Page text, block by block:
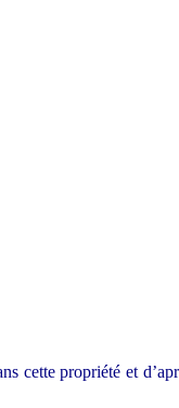
cette propriété et